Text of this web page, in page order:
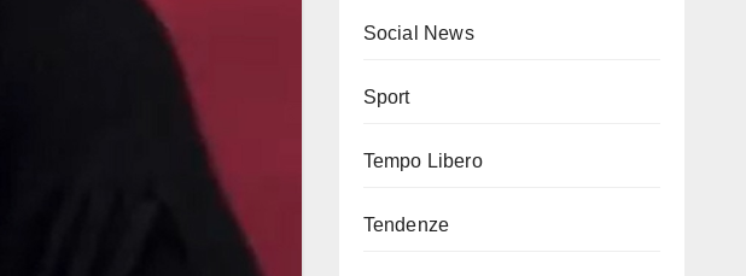
Social News
Sport
Tempo Libero
Tendenze